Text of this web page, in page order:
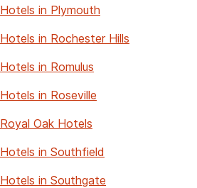
Hotels in Plymouth
Hotels in Rochester Hills
Hotels in Romulus
Hotels in Roseville
Royal Oak Hotels
Hotels in Southfield
Hotels in Southgate